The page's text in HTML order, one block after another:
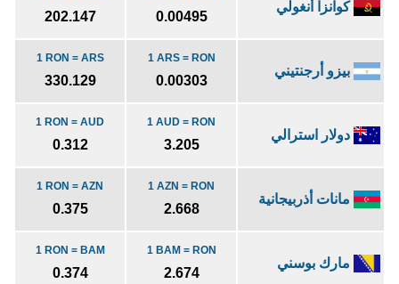
كوانزا أنغولي
0.00495
202.147
بيزو أرجنتيني
1 ARS = RON
0.00303
1 RON = ARS
330.129
دولار استرالي
1 AUD = RON
3.205
1 RON = AUD
0.312
مانات أذربيجانية
1 AZN = RON
2.668
1 RON = AZN
0.375
مارك بوسني
1 BAM = RON
2.674
1 RON = BAM
0.374